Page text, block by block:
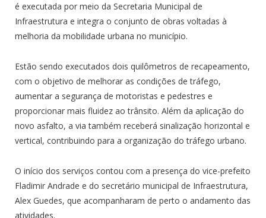
é executada por meio da Secretaria Municipal de
Infraestrutura e integra o conjunto de obras voltadas à
melhoria da mobilidade urbana no município.
Estão sendo executados dois quilômetros de recapeamento,
com o objetivo de melhorar as condições de tráfego,
aumentar a segurança de motoristas e pedestres e
proporcionar mais fluidez ao trânsito. Além da aplicação do
novo asfalto, a via também receberá sinalização horizontal e
vertical, contribuindo para a organização do tráfego urbano.
O início dos serviços contou com a presença do vice-prefeito
Fladimir Andrade e do secretário municipal de Infraestrutura,
Alex Guedes, que acompanharam de perto o andamento das
atividades.